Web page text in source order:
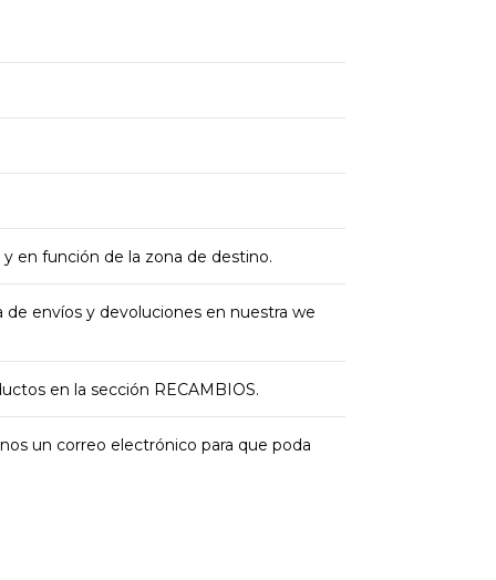
en función de la zona de destino.
de envíos y devoluciones en nuestra we
en la sección RECAMBIOS.
un correo electrónico para que poda